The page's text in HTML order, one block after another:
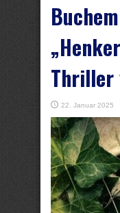
Thriller
22. Januar 2025